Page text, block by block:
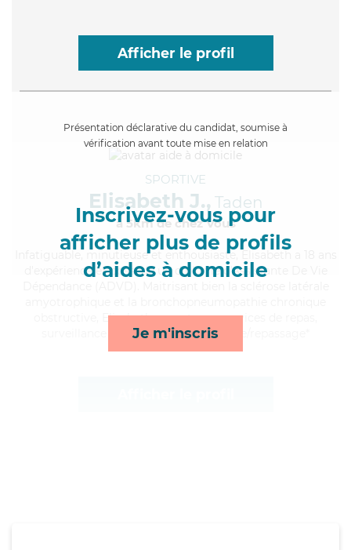
Afficher le profil
Présentation déclarative du candidat, soumise à
vérification avant toute mise en relation
Inscrivez-vous pour
afficher plus de profils
d’aides à domicile
Je m'inscris
SPORTIVE
Elisabeth J., Taden
à 5km de chez Vous
, minutieuse et enthousiaste, Elisabeth a 18 ans
d'expérience et possède un diplôme d'Assistante De Vie
obstructive, Elisabeth apporte ses services de repas,
surveillance de nuit, rappels et lessive/repassage*